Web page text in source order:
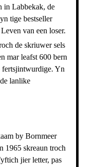
in Labbekak, de
tige bestseller
van een loser.
de skriuwer sels
mar leafst 600 bern
fertsjintwurdige. Yn
lanlike
by Bornmeer
1965 skreaun troch
jier letter, pas